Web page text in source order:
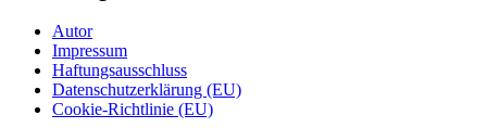
Autor
Impressum
Haftungsausschluss
Datenschutzerklärung (EU)
Cookie-Richtlinie (EU)